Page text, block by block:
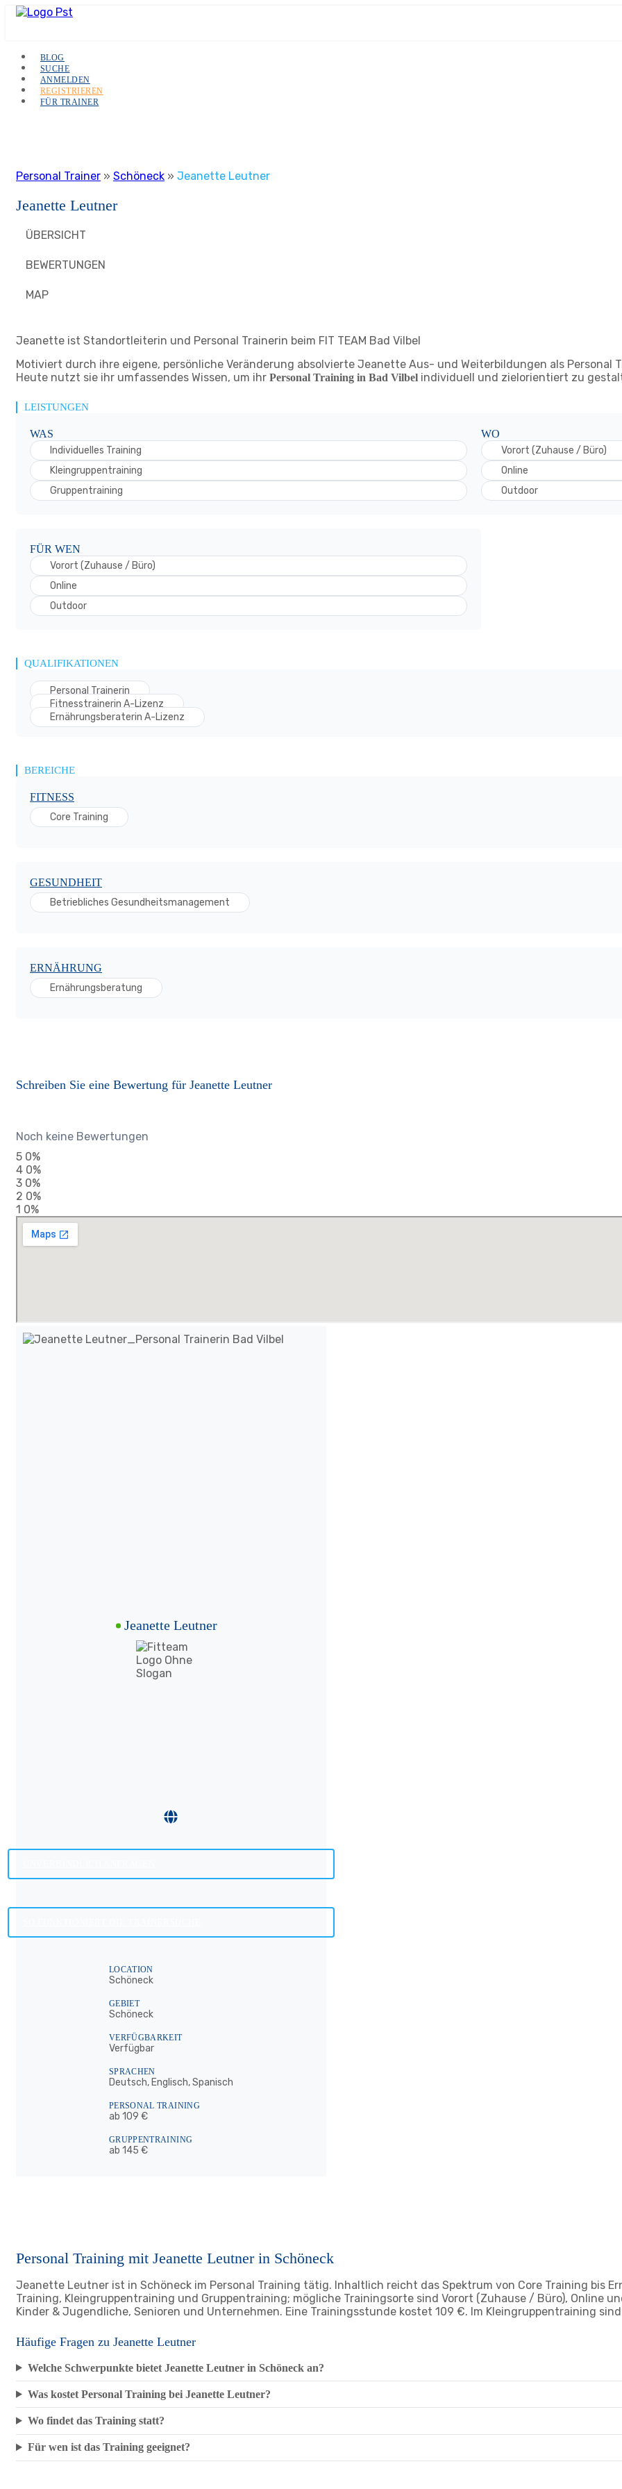
BLOG
SUCHE
ANMELDEN
REGISTRIEREN
FÜR TRAINER
Personal Trainer » Schöneck » Jeanette Leutner
Jeanette Leutner
ÜBERSICHT
BEWERTUNGEN
MAP
Jeanette ist Standortleiterin und Personal Trainerin beim FIT TEAM Bad Vilbel
Motiviert durch ihre eigene, persönliche Veränderung absolvierte Jeanette Aus- und Weiterbildungen als Personal
Heute nutzt sie ihr umfassendes Wissen, um ihr Personal Training in Bad Vilbel individuell und zielorientiert zu
LEISTUNGEN
WAS
Individuelles Training
Kleingruppentraining
Gruppentraining
WO
Vorort (Zuhause / Büro)
Online
Outdoor
FÜR WEN
Vorort (Zuhause / Büro)
Online
Outdoor
QUALIFIKATIONEN
Personal Trainerin
Fitnesstrainerin A-Lizenz
Ernährungsberaterin A-Lizenz
BEREICHE
FITNESS
Core Training
GESUNDHEIT
Betriebliches Gesundheitsmanagement
ERNÄHRUNG
Ernährungsberatung
Schreiben Sie eine Bewertung für Jeanette Leutner
Noch keine Bewertungen
5 0%
4 0%
3 0%
2 0%
1 0%
Jeanette Leutner
LOCATION
Schöneck
GEBIET
Schöneck
VERFÜGBARKEIT
Verfügbar
SPRACHEN
Deutsch, Englisch, Spanisch
PERSONAL TRAINING
ab 109 €
GRUPPENTRAINING
ab 145 €
Personal Training mit Jeanette Leutner in Schöneck
Jeanette Leutner ist in Schöneck im Personal Training tätig. Inhaltlich reicht das Spektrum von Core Training bis
Training, Kleingruppentraining und Gruppentraining; mögliche Trainingsorte sind Vorort (Zuhause / Büro), Online
Kinder & Jugendliche, Senioren und Unternehmen. Eine Trainingsstunde kostet 109 €. Im Kleingruppentraining
Häufige Fragen zu Jeanette Leutner
Welche Schwerpunkte bietet Jeanette Leutner in Schöneck an?
Was kostet Personal Training bei Jeanette Leutner?
Wo findet das Training statt?
Für wen ist das Training geeignet?